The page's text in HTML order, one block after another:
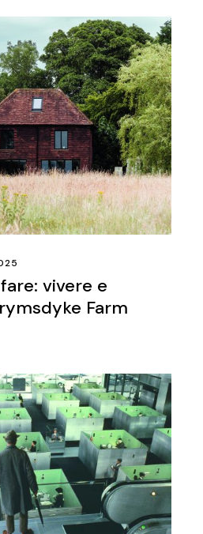
vivere e
Farm